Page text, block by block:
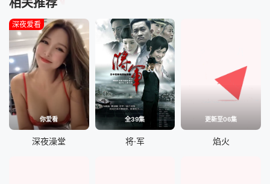
你爱看
深夜爱看
深夜澡堂
全39集
将·军
更新至06集
焰火